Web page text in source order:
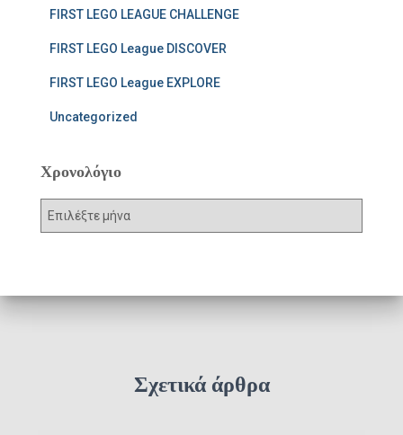
FIRST LEGO LEAGUE CHALLENGE
FIRST LEGO League DISCOVER
FIRST LEGO League EXPLORE
Uncategorized
Χρονολόγιο
Σχετικά άρθρα